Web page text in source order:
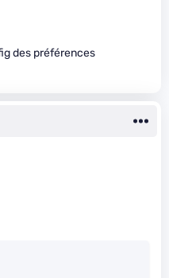
des préférences